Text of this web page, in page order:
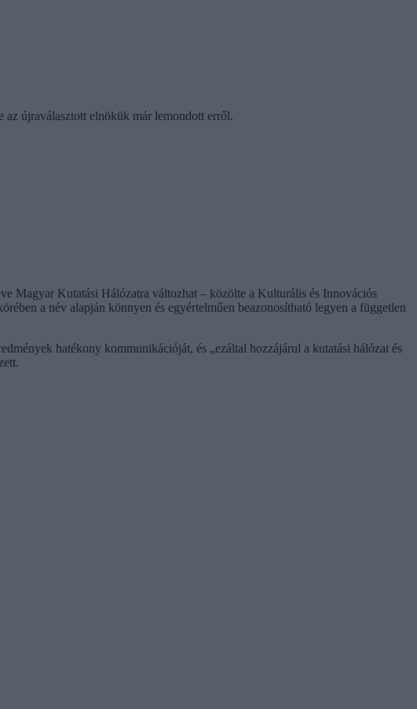
az újraválasztott elnökük már lemondott erről.
Magyar Kutatási Hálózatra változhat – közölte a Kulturális és Innovációs
a név alapján könnyen és egyértelműen beazonosítható legyen a független
hatékony kommunikációját, és „ezáltal hozzájárul a kutatási hálózat és